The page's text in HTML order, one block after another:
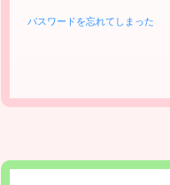
パスワードを忘れてしまった